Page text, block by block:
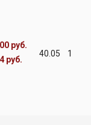
руб.
руб.
40.05 1